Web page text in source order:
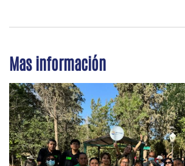
Mas información